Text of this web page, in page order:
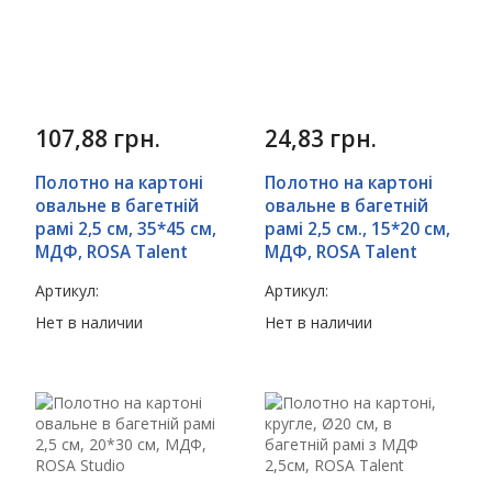
107,88 грн.
Полотно на картоні
овальне в багетній
рамі 2,5 см, 35*45 см,
МДФ, ROSA Talent
Артикул:
Нет в наличии
24,83 грн.
Полотно на картоні
овальне в багетній
рамі 2,5 см., 15*20 см,
МДФ, ROSA Talent
Артикул:
Нет в наличии